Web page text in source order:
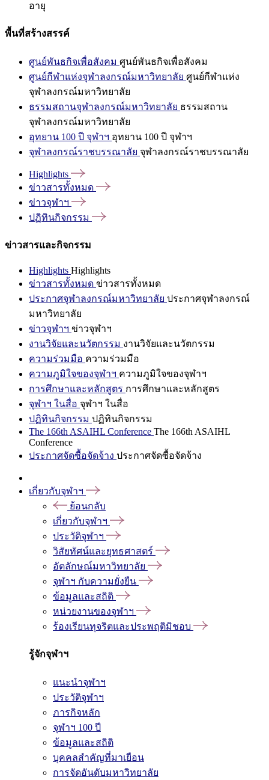
อายุ
พื้นที่สร้างสรรค์
ศูนย์พันธกิจเพื่อสังคม ศูนย์พันธกิจเพื่อสังคม
ศูนย์กีฬาแห่งจุฬาลงกรณ์มหาวิทยาลัย ศูนย์กีฬาแห่ง
จุฬาลงกรณ์มหาวิทยาลัย
ธรรมสถานจุฬาลงกรณ์มหาวิทยาลัย ธรรมสถาน
จุฬาลงกรณ์มหาวิทยาลัย
อุทยาน 100 ปี จุฬาฯ อุทยาน 100 ปี จุฬาฯ
จุฬาลงกรณ์ราชบรรณาลัย จุฬาลงกรณ์ราชบรรณาลัย
Highlights
ข่าวสารทั้งหมด
ข่าวจุฬาฯ
ปฏิทินกิจกรรม
ข่าวสารและกิจกรรม
Highlights Highlights
ข่าวสารทั้งหมด ข่าวสารทั้งหมด
ประกาศจุฬาลงกรณ์มหาวิทยาลัย ประกาศจุฬาลงกรณ์
มหาวิทยาลัย
ข่าวจุฬาฯ ข่าวจุฬาฯ
งานวิจัยและนวัตกรรม งานวิจัยและนวัตกรรม
ความร่วมมือ ความร่วมมือ
ความภูมิใจของจุฬาฯ ความภูมิใจของจุฬาฯ
การศึกษาและหลักสูตร การศึกษาและหลักสูตร
จุฬาฯ ในสื่อ จุฬาฯ ในสื่อ
ปฏิทินกิจกรรม ปฏิทินกิจกรรม
The 166th ASAIHL Conference The 166th ASAIHL
Conference
ประกาศจัดซื้อจัดจ้าง ประกาศจัดซื้อจัดจ้าง
เกี่ยวกับจุฬาฯ
ย้อนกลับ
เกี่ยวกับจุฬาฯ
ประวัติจุฬาฯ
วิสัยทัศน์และยุทธศาสตร์
อัตลักษณ์มหาวิทยาลัย
จุฬาฯ กับความยั่งยืน
ข้อมูลและสถิติ
หน่วยงานของจุฬาฯ
ร้องเรียนทุจริตและประพฤติมิชอบ
รู้จักจุฬาฯ
แนะนำจุฬาฯ
ประวัติจุฬาฯ
ภารกิจหลัก
จุฬาฯ 100 ปี
ข้อมูลและสถิติ
บุคคลสำคัญที่มาเยือน
การจัดอันดับมหาวิทยาลัย